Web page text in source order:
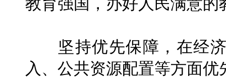
教育强国，办好人民满意的
坚持优先保障，在经济
入、公共资源配置等方面